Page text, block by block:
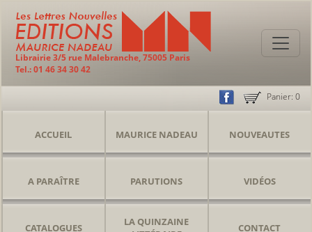
Librairie 3/5 rue Malebranche, 75005 Paris
Tel.: 01 46 34 30 42
Panier: 0
ACCUEIL MAURICE NADEAU NOUVEAUTES
A PARAÎTRE PARUTIONS VIDÉOS
CATALOGUES
LA QUINZAINE
CONTACT